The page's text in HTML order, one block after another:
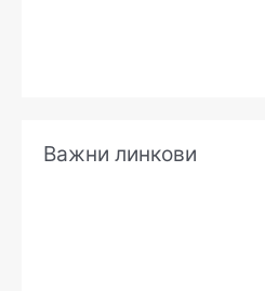
Важни линкови